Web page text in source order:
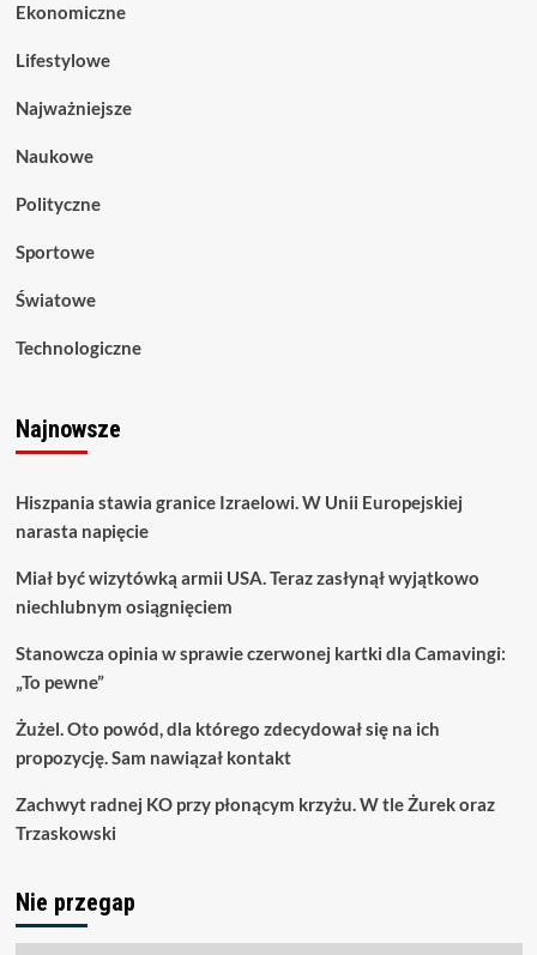
Ekonomiczne
Lifestylowe
Najważniejsze
Naukowe
Polityczne
Sportowe
Światowe
Technologiczne
Najnowsze
Hiszpania stawia granice Izraelowi. W Unii Europejskiej
narasta napięcie
Miał być wizytówką armii USA. Teraz zasłynął wyjątkowo
niechlubnym osiągnięciem
Stanowcza opinia w sprawie czerwonej kartki dla Camavingi:
„To pewne”
Żużel. Oto powód, dla którego zdecydował się na ich
propozycję. Sam nawiązał kontakt
Zachwyt radnej KO przy płonącym krzyżu. W tle Żurek oraz
Trzaskowski
Nie przegap